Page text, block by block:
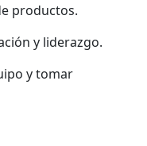
productos.
y liderazgo.
y tomar